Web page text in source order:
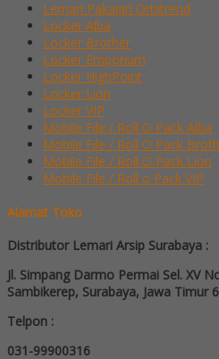
Lemari Pakaian Orbitrend
Locker Alba
Locker Brother
Locker Emporium
Locker HighPoint
Locker Lion
Locker VIP
Mobile File / Roll O Pack Alba
Mobile File / Roll O Pack
Mobile File / Roll O Pack Lion
Mobile File / Roll o Pack VIP
Alamat Toko
Distributor Lemari Arsip Surabaya :
Jl. Simpang Darmo Permai Sel. XV
Sambikerep, Surabaya, Jawa Timur
Telpon :
031-99900316